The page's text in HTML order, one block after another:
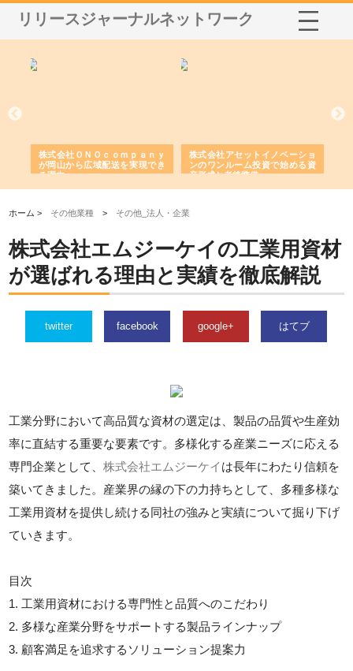
リリースジャーナルネットワーク
株式会社ＯＮＯｃｏｍｐａｎｙ
が岡山から広域配送を実現でき
る理由
株式会社アセットイノベーショ
ンのワンルーム投資で始める資
産形成と老後準備
ホーム > その他業種 > その他_法人・企業
株式会社エムジーケイの工業用資材
が選ばれる理由と実績を徹底解説
twitter facebook google+ はてブ
工業分野において高品質な資材の選定は、製品の品質や生産効
率に直結する重要な要素です。多様化する産業ニーズに応える
専門企業として、株式会社エムジーケイは長年にわたり信頼を
築いてきました。産業界の縁の下の力持ちとして、多種多様な
工業用資材を提供し続ける同社の強みと実績について掘り下げ
ていきます。
目次
1. 工業用資材における専門性と品質へのこだわり
2. 多様な産業分野をサポートする製品ラインナップ
3. 顧客満足を追求するソリューション提案力